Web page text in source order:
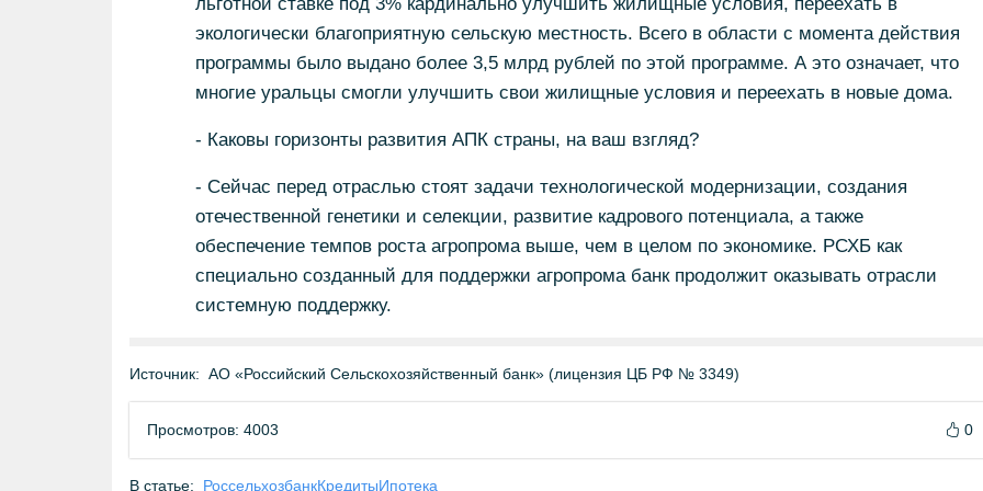
экологически благоприятную сельскую местность. Всего в области с момента действия
программы было выдано более 3,5 млрд рублей по этой программе. А это означает, что
многие уральцы смогли улучшить свои жилищные условия и переехать в новые дома.
- Каковы горизонты развития АПК страны, на ваш взгляд?
- Сейчас перед отраслью стоят задачи технологической модернизации, создания
отечественной генетики и селекции, развитие кадрового потенциала, а также
обеспечение темпов роста агропрома выше, чем в целом по экономике. РСХБ как
специально созданный для поддержки агропрома банк продолжит оказывать отрасли
системную поддержку.
Источник: АО «Российский Сельскохозяйственный банк» (лицензия ЦБ РФ № 3349)
Просмотров: 4003 0
В статье: РоссельхозбанкКредитыИпотека